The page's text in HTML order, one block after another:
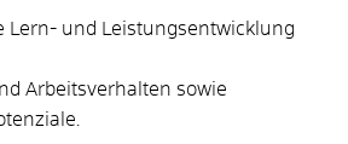
Lern- und Leistungsentwicklung
Arbeitsverhalten sowie